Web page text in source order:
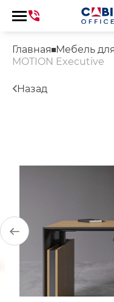
Главная Мебель
MOTION Executive
Назад